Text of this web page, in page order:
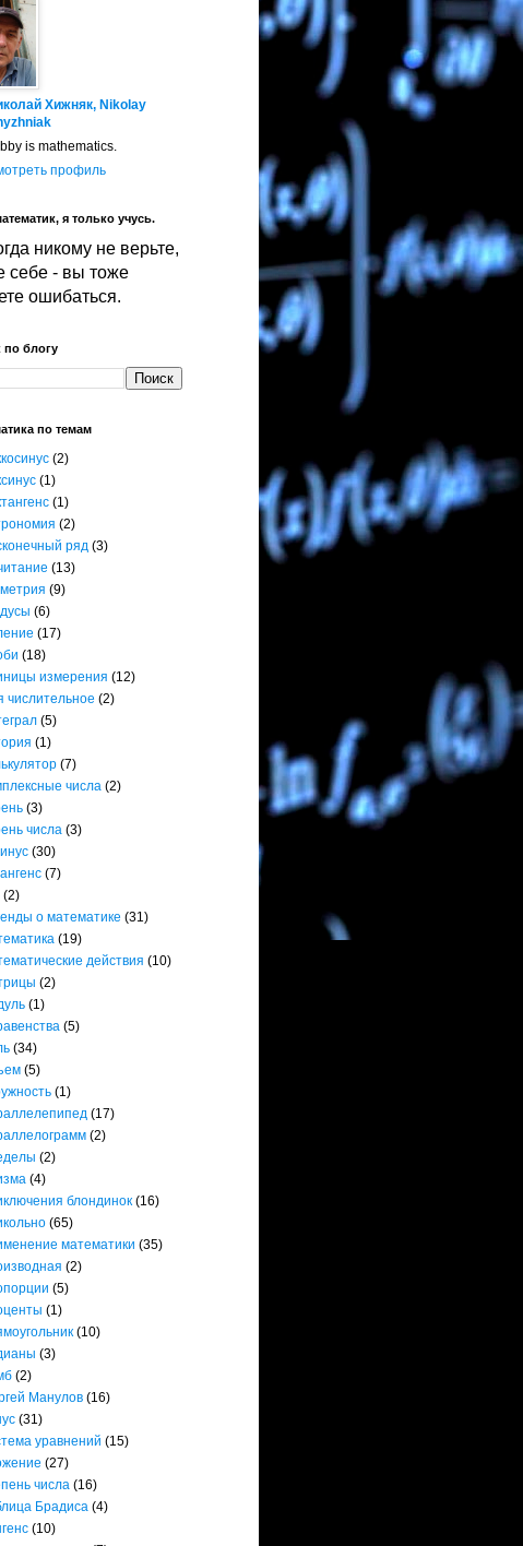
Хижняк, Nikolay
is mathematics.
профиль
я только учусь.
никому не верьте,
себе - вы тоже
ошибаться.
по блогу
по темам
(2)
(1)
(1)
(2)
ряд (3)
(13)
(9)
(6)
(17)
(18)
измерения (12)
числительное (2)
(5)
(1)
(7)
числа (2)
(3)
числа (3)
(30)
(7)
(2)
о математике (31)
(19)
действия (10)
(2)
(1)
(5)
(34)
(5)
(1)
(17)
(2)
(2)
(4)
блондинок (16)
(65)
математики (35)
(2)
(5)
(1)
(10)
(3)
(2)
Манулов (16)
(31)
уравнений (15)
(27)
числа (16)
Брадиса (4)
(10)